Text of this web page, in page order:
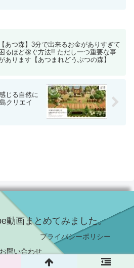
【あつ森】3分で出来るお金がありすぎて
困るほど稼ぐ方法!! ただし一つ重要な事
あります【あつまれどうぶつの森】
じる自然に
クリエイ
動画まとめてみました。
プライバシーポリシー
お問い合わせ